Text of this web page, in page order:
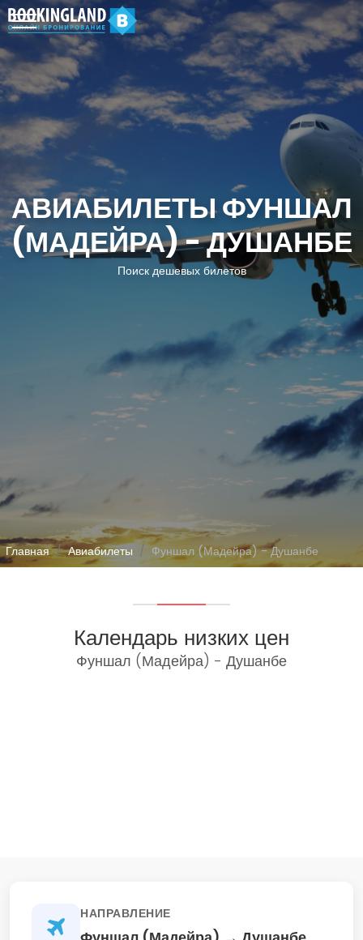
АВИАБИЛЕТЫ ФУНШАЛ
(МАДЕЙРА) - ДУШАНБЕ
Поиск дешевых билетов
Главная Авиабилеты Фуншал (Мадейра) - Душанбе
Календарь низких цен
Фуншал (Мадейра) - Душанбе
НАПРАВЛЕНИЕ